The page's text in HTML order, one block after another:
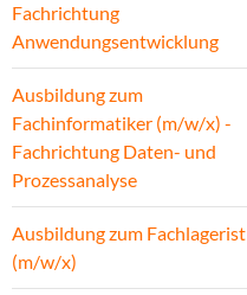
Fachrichtung
Anwendungsentwicklung
Ausbildung zum
Fachinformatiker (m/w/x) -
Fachrichtung Daten- und
Prozessanalyse
Ausbildung zum Fachlagerist
(m/w/x)